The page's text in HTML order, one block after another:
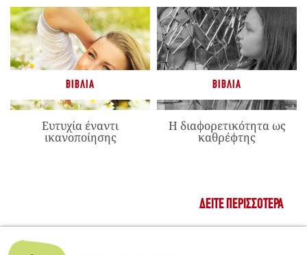
ΒΙΒΛΊΑ
Ευτυχία έναντι
ικανοποίησης
ΒΙΒΛΊΑ
Η διαφορετικότητα ως
καθρέφτης
ΔΕΊΤΕ ΠΕΡΙΣΣΌΤΕΡΑ